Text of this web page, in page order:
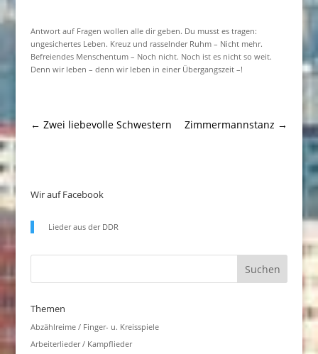
Antwort auf Fragen wollen alle dir geben. Du musst es tragen:
ungesichertes Leben. Kreuz und rasselnder Ruhm – Nicht mehr.
Befreiendes Menschentum – Noch nicht. Noch ist es nicht so weit.
Denn wir leben – denn wir leben in einer Übergangszeit –!
← Zwei liebevolle Schwestern Zimmermannstanz →
Wir auf Facebook
Lieder aus der DDR
Themen
Abzählreime / Finger- u. Kreisspiele
Arbeiterlieder / Kampflieder